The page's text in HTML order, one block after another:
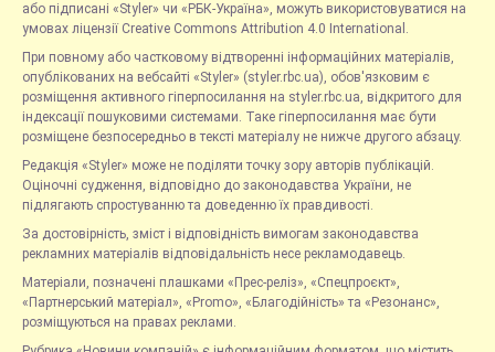
або підписані «Styler» чи «РБК-Україна», можуть використовуватися на
умовах ліцензії Creative Commons Attribution 4.0 International.
При повному або частковому відтворенні інформаційних матеріалів,
опублікованих на вебсайті «Styler» (styler.rbc.ua), обов'язковим є
розміщення активного гіперпосилання на styler.rbc.ua, відкритого для
індексації пошуковими системами. Таке гіперпосилання має бути
розміщене безпосередньо в тексті матеріалу не нижче другого абзацу.
Редакція «Styler» може не поділяти точку зору авторів публікацій.
Оціночні судження, відповідно до законодавства України, не
підлягають спростуванню та доведенню їх правдивості.
За достовірність, зміст і відповідність вимогам законодавства
рекламних матеріалів відповідальність несе рекламодавець.
Матеріали, позначені плашками «Прес-реліз», «Спецпроєкт»,
«Партнерський матеріал», «Promo», «Благодійність» та «Резонанс»,
розміщуються на правах реклами.